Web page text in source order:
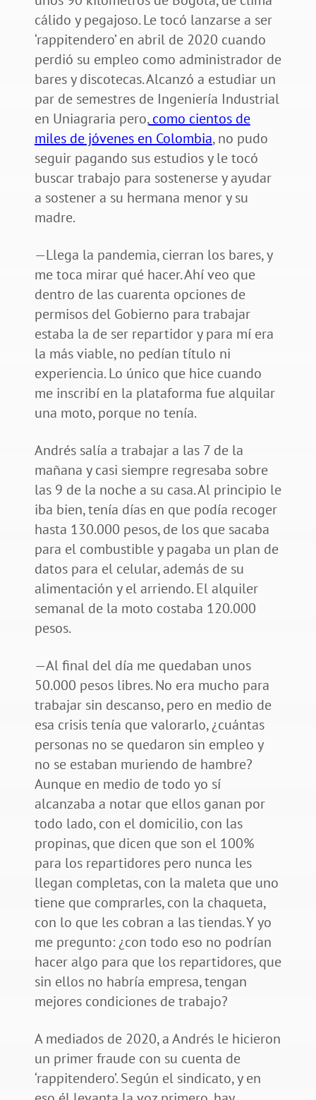
cálido y pegajoso. Le tocó lanzarse a ser
‘rappitendero’ en abril de 2020 cuando
perdió su empleo como administrador de
bares y discotecas. Alcanzó a estudiar un
par de semestres de Ingeniería Industrial
en Uniagraria pero,como cientos de
miles de jóvenes en Colombia, no pudo
seguir pagando sus estudios y le tocó
buscar trabajo para sostenerse y ayudar
a sostener a su hermana menor y su
madre.
—Llega la pandemia, cierran los bares, y
me toca mirar qué hacer. Ahí veo que
dentro de las cuarenta opciones de
permisos del Gobierno para trabajar
estaba la de ser repartidor y para mí era
la más viable, no pedían título ni
experiencia. Lo único que hice cuando
me inscribí en la plataforma fue alquilar
una moto, porque no tenía.
Andrés salía a trabajar a las 7 de la
mañana y casi siempre regresaba sobre
las 9 de la noche a su casa. Al principio le
iba bien, tenía días en que podía recoger
hasta 130.000 pesos, de los que sacaba
para el combustible y pagaba un plan de
datos para el celular, además de su
alimentación y el arriendo. El alquiler
semanal de la moto costaba 120.000
pesos.
—Al final del día me quedaban unos
50.000 pesos libres. No era mucho para
trabajar sin descanso, pero en medio de
esa crisis tenía que valorarlo, ¿cuántas
personas no se quedaron sin empleo y
no se estaban muriendo de hambre?
Aunque en medio de todo yo sí
alcanzaba a notar que ellos ganan por
todo lado, con el domicilio, con las
propinas, que dicen que son el 100%
para los repartidores pero nunca les
llegan completas, con la maleta que uno
tiene que comprarles, con la chaqueta,
con lo que les cobran a las tiendas. Y yo
me pregunto: ¿con todo eso no podrían
hacer algo para que los repartidores, que
sin ellos no habría empresa, tengan
mejores condiciones de trabajo?
A mediados de 2020, a Andrés le hicieron
un primer fraude con su cuenta de
‘rappitendero’. Según el sindicato, y en